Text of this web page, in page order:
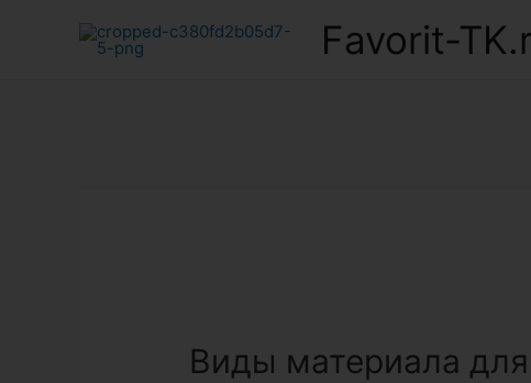
Favorit-
Виды материала